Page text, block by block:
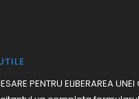
PENTRU ELIBERAREA UNEI